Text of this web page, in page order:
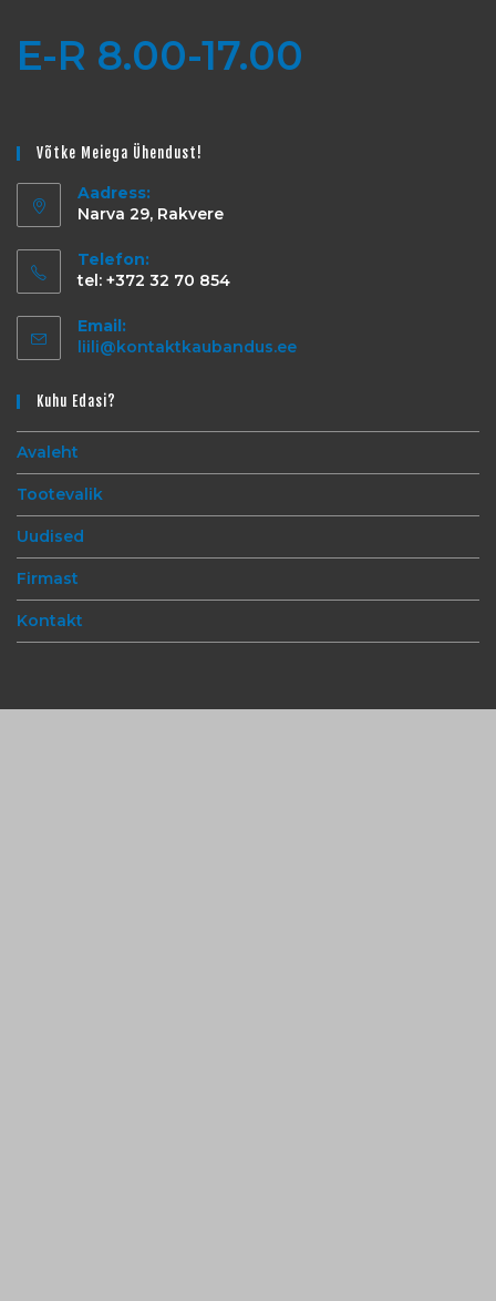
E-R 8.00-17.00
Võtke Meiega Ühendust!
Aadress:
Narva 29, Rakvere
Telefon:
tel: +372 32 70 854
Email:
liili@kontaktkaubandus.ee
Kuhu Edasi?
Avaleht
Tootevalik
Uudised
Firmast
Kontakt